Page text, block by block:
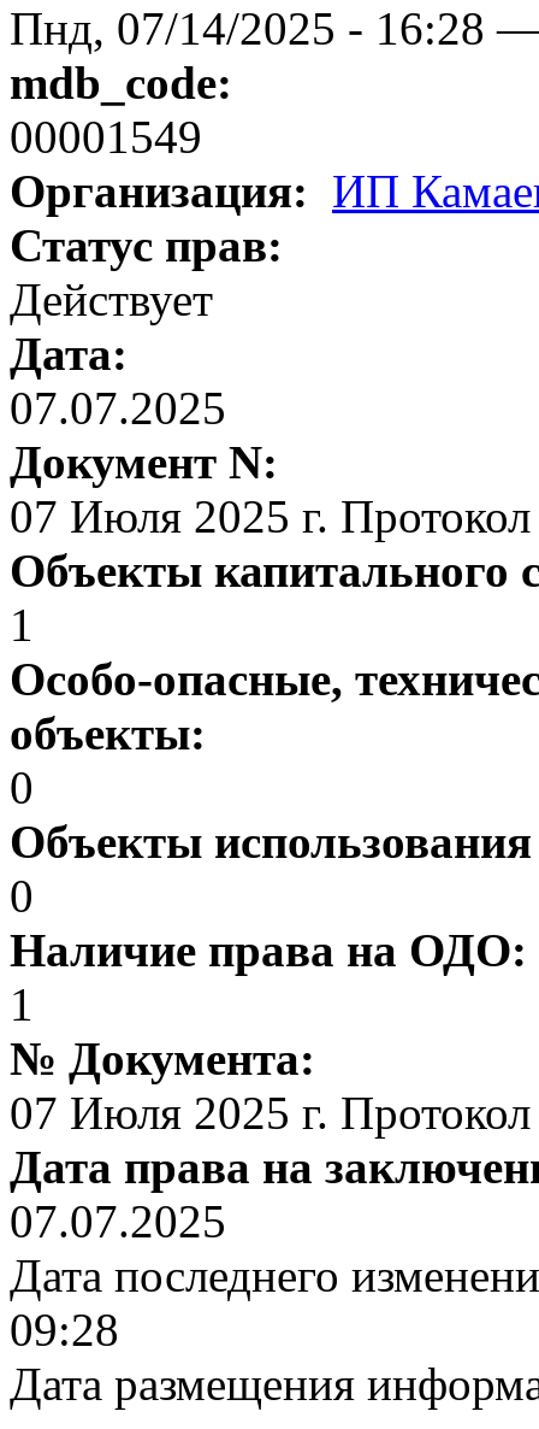
Пнд, 07/14/2025 - 16:28
mdb_code:
00001549
Организация: ИП
Статус прав:
Действует
Дата:
07.07.2025
Документ N:
07 Июля 2025 г.
Объекты капитального
1
Особо-опасные,
объекты:
0
Объекты
0
Наличие права на ОДО:
1
№ Документа:
07 Июля 2025 г.
Дата права на
07.07.2025
Дата последнего
09:28
Дата размещения